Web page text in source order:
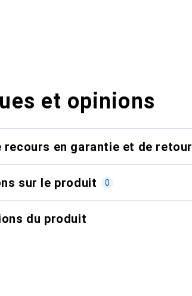
et opinions
recours en garantie et de retour
sur le produit 0
du produit